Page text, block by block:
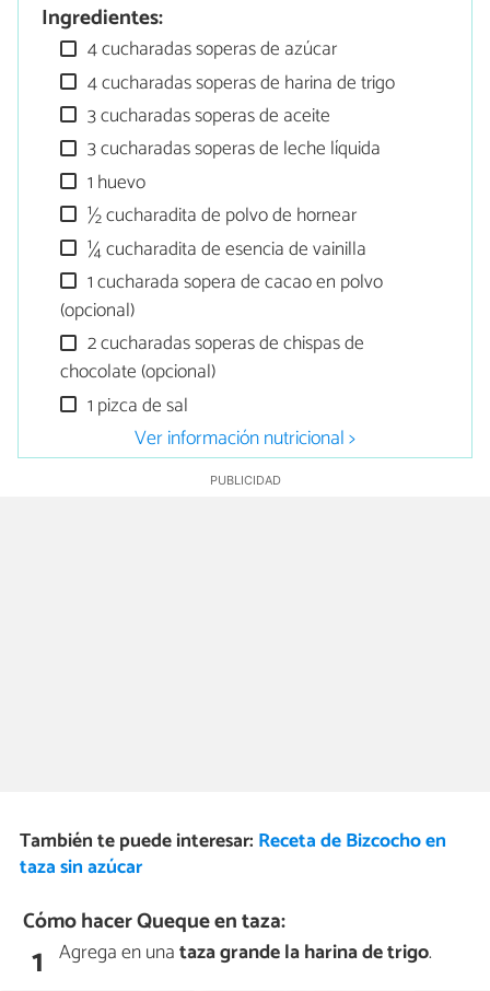
Ingredientes:
4 cucharadas soperas de azúcar
4 cucharadas soperas de harina de trigo
3 cucharadas soperas de aceite
3 cucharadas soperas de leche líquida
1 huevo
½ cucharadita de polvo de hornear
¼ cucharadita de esencia de vainilla
1 cucharada sopera de cacao en polvo
(opcional)
2 cucharadas soperas de chispas de
chocolate (opcional)
1 pizca de sal
Ver información nutricional >
También te puede interesar: Receta de Bizcocho en
taza sin azúcar
Cómo hacer Queque en taza:
1 Agrega en unataza grande la harina de trigo.